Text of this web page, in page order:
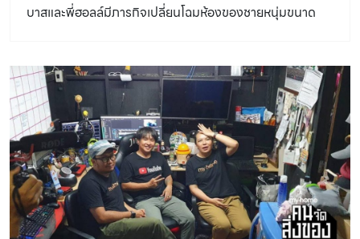
บาสและพี่ฮอลล์มีภารกิจเปลี่ยนโฉมห้องของชายหนุ่มขนาด
ไหน ไปชมพร้อมๆกันเลยค่ะ! No related posts.